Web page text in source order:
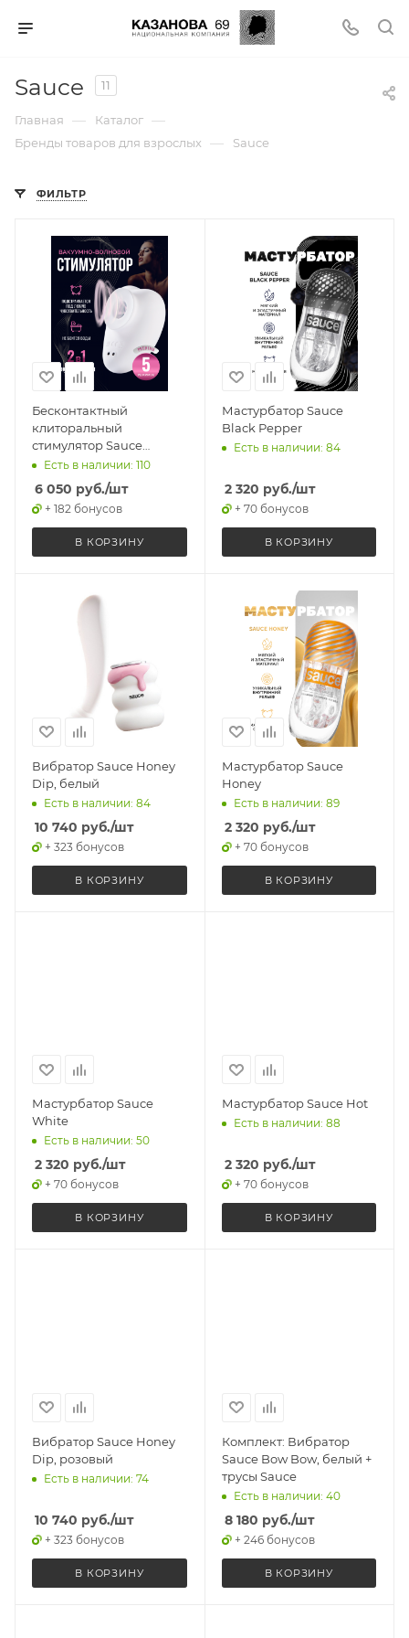
Sauce 11
Главная — Каталог —
Бренды товаров для взрослых — Sauce
ФИЛЬТР
Бесконтактный
клиторальный
стимулятор Sauce
Sweeeheart белый
Есть в наличии: 110
6 050 руб./шт
+ 182 бонусов
В КОРЗИНУ
Мастурбатор Sauce
Black Pepper
Есть в наличии: 84
2 320 руб./шт
+ 70 бонусов
В КОРЗИНУ
Вибратор Sauce Honey
Dip, белый
Есть в наличии: 84
10 740 руб./шт
+ 323 бонусов
В КОРЗИНУ
Мастурбатор Sauce
Honey
Есть в наличии: 89
2 320 руб./шт
+ 70 бонусов
В КОРЗИНУ
Мастурбатор Sauce
White
Есть в наличии: 50
2 320 руб./шт
+ 70 бонусов
В КОРЗИНУ
Мастурбатор Sauce Hot
Есть в наличии: 88
2 320 руб./шт
+ 70 бонусов
В КОРЗИНУ
Вибратор Sauce Honey
Dip, розовый
Есть в наличии: 74
10 740 руб./шт
+ 323 бонусов
В КОРЗИНУ
Комплект: Вибратор
Sauce Bow Bow, белый +
трусы Sauce
Есть в наличии: 40
8 180 руб./шт
+ 246 бонусов
В КОРЗИНУ